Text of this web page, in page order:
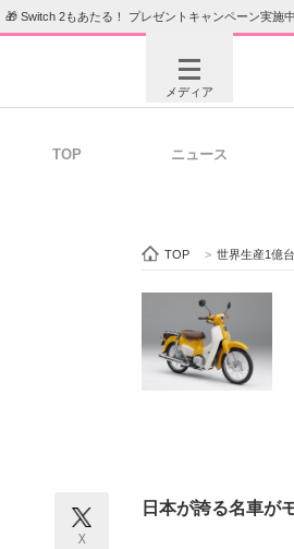
🎁 Switch 2もあたる！ プレゼントキャンペーン実施中
メディア
ビジネスと働き方
ITエンジニア向け
モノづくり技術者
TOP ニュース
TOP > 世界生産1億
X
日本が誇る名車が